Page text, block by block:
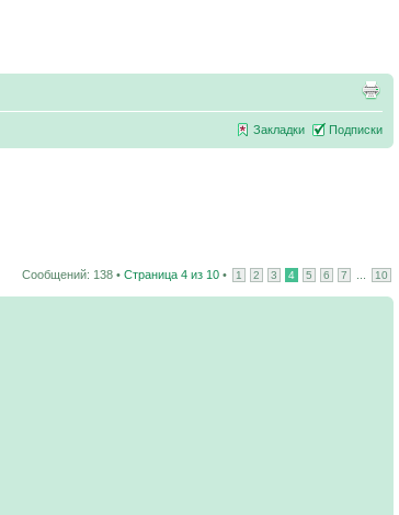
Закладки Подписки
Сообщений: 138 • Страница 4 из 10 • 1 2 3 4 5 6 7 10